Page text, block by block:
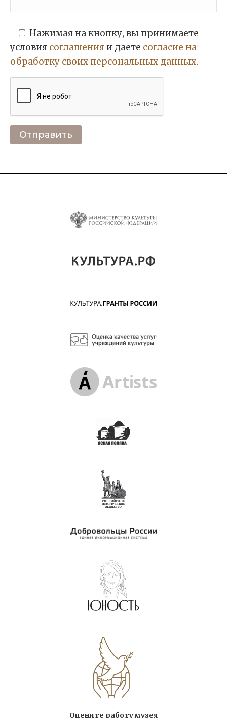
Нажимая на кнопку, вы принимаете
условия соглашенияи даете согласие на
обработку своих персональных данных.
Оцените работу музея